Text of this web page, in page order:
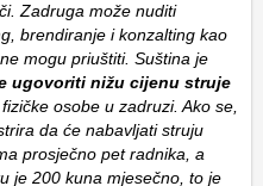
Zadruga može nuditi
brendiranje i konzalting kao
mogu priuštiti. Suština je
ugovoriti nižu cijenu struje
, fizičke osobe u zadruzi. Ako se,
da će nabavljati struju
prosječno pet radnika, a
je 200 kuna mjesečno, to je